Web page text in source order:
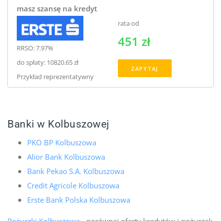
masz szansę na kredyt
RRSO: 7.97%
do spłaty: 10820.65 zł
Przykład reprezentatywny
rata od
451 zł
ZAPYTAJ
Banki w Kolbuszowej
PKO BP Kolbuszowa
Alior Bank Kolbuszowa
Bank Pekao S.A. Kolbuszowa
Credit Agricole Kolbuszowa
Erste Bank Polska Kolbuszowa